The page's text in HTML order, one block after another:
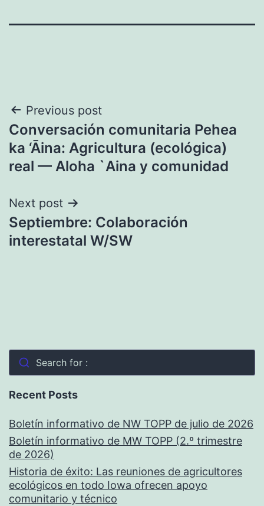
Navegación
de
entradas
Previous post
Conversación comunitaria Pehea
ka ‘Āina: Agricultura (ecológica)
real — Aloha `Aina y comunidad
Next post
Septiembre: Colaboración
interestatal W/SW
Search for :
Recent Posts
Boletín informativo de NW TOPP de julio de 2026
Boletín informativo de MW TOPP (2.º trimestre
de 2026)
Historia de éxito: Las reuniones de agricultores
ecológicos en todo Iowa ofrecen apoyo
comunitario y técnico